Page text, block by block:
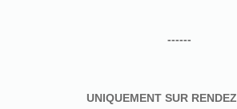
------
UNIQUEMENT SUR